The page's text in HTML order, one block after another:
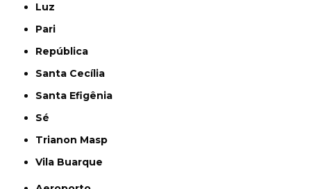
Luz
Pari
República
Santa Cecília
Santa Efigênia
Sé
Trianon Masp
Vila Buarque